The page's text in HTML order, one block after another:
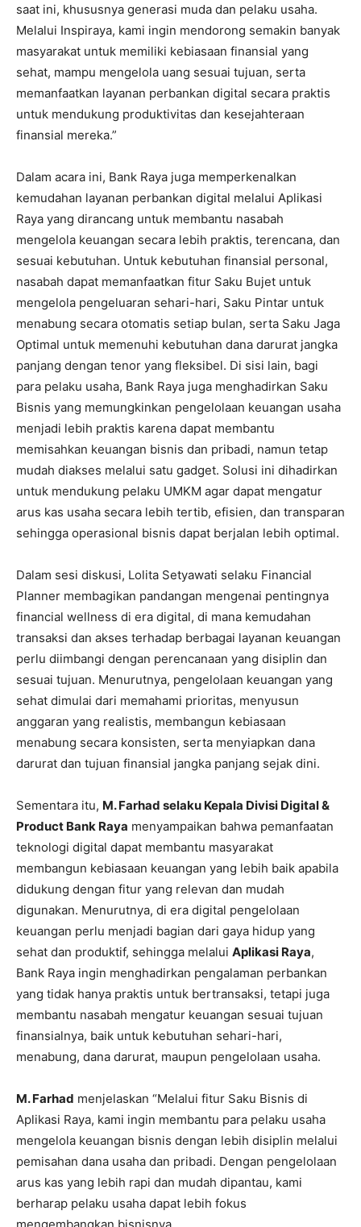
saat ini, khususnya generasi muda dan pelaku usaha.
Melalui Inspiraya, kami ingin mendorong semakin banyak
masyarakat untuk memiliki kebiasaan finansial yang
sehat, mampu mengelola uang sesuai tujuan, serta
memanfaatkan layanan perbankan digital secara praktis
untuk mendukung produktivitas dan kesejahteraan
finansial mereka.”
Dalam acara ini, Bank Raya juga memperkenalkan
kemudahan layanan perbankan digital melalui Aplikasi
Raya yang dirancang untuk membantu nasabah
mengelola keuangan secara lebih praktis, terencana, dan
sesuai kebutuhan. Untuk kebutuhan finansial personal,
nasabah dapat memanfaatkan fitur Saku Bujet untuk
mengelola pengeluaran sehari-hari, Saku Pintar untuk
menabung secara otomatis setiap bulan, serta Saku Jaga
Optimal untuk memenuhi kebutuhan dana darurat jangka
panjang dengan tenor yang fleksibel. Di sisi lain, bagi
para pelaku usaha, Bank Raya juga menghadirkan Saku
Bisnis yang memungkinkan pengelolaan keuangan usaha
menjadi lebih praktis karena dapat membantu
memisahkan keuangan bisnis dan pribadi, namun tetap
mudah diakses melalui satu gadget. Solusi ini dihadirkan
untuk mendukung pelaku UMKM agar dapat mengatur
arus kas usaha secara lebih tertib, efisien, dan transparan
sehingga operasional bisnis dapat berjalan lebih optimal.
Dalam sesi diskusi, Lolita Setyawati selaku Financial
Planner membagikan pandangan mengenai pentingnya
financial wellness di era digital, di mana kemudahan
transaksi dan akses terhadap berbagai layanan keuangan
perlu diimbangi dengan perencanaan yang disiplin dan
sesuai tujuan. Menurutnya, pengelolaan keuangan yang
sehat dimulai dari memahami prioritas, menyusun
anggaran yang realistis, membangun kebiasaan
menabung secara konsisten, serta menyiapkan dana
darurat dan tujuan finansial jangka panjang sejak dini.
Sementara itu, M. Farhad selaku Kepala Divisi Digital &
Product Bank Raya menyampaikan bahwa pemanfaatan
teknologi digital dapat membantu masyarakat
membangun kebiasaan keuangan yang lebih baik apabila
didukung dengan fitur yang relevan dan mudah
digunakan. Menurutnya, di era digital pengelolaan
keuangan perlu menjadi bagian dari gaya hidup yang
sehat dan produktif, sehingga melalui Aplikasi Raya,
Bank Raya ingin menghadirkan pengalaman perbankan
yang tidak hanya praktis untuk bertransaksi, tetapi juga
membantu nasabah mengatur keuangan sesuai tujuan
finansialnya, baik untuk kebutuhan sehari-hari,
menabung, dana darurat, maupun pengelolaan usaha.
M. Farhad menjelaskan “Melalui fitur Saku Bisnis di
Aplikasi Raya, kami ingin membantu para pelaku usaha
mengelola keuangan bisnis dengan lebih disiplin melalui
pemisahan dana usaha dan pribadi. Dengan pengelolaan
arus kas yang lebih rapi dan mudah dipantau, kami
berharap pelaku usaha dapat lebih fokus